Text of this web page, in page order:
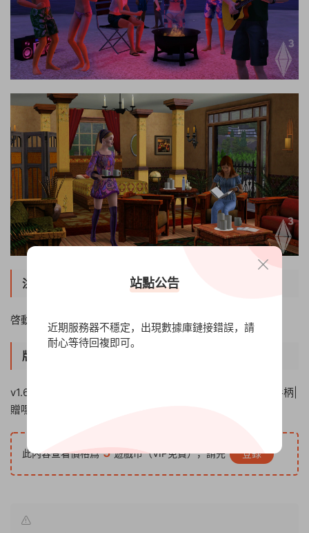
注意事項
啓動器需要斷網啓動
版本介紹
v1.67|含全DLCs|容量55GB|官方繁體中文|支持鍵盤.鼠标.手柄|
贈嘿嘿助手.主控制器|贈22GB容量MOD
此内容查看價格爲 5 遊戲币（VIP免費），請先 登錄
站點公告
近期服務器不穩定，出現數據庫鏈接錯誤，請
耐心等待回複即可。